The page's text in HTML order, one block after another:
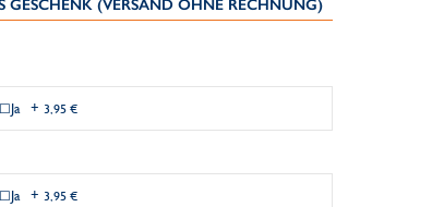
GESCHENK (VERSAND OHNE RECHNUNG)
Ja + 3,95 €
Ja + 3,95 €